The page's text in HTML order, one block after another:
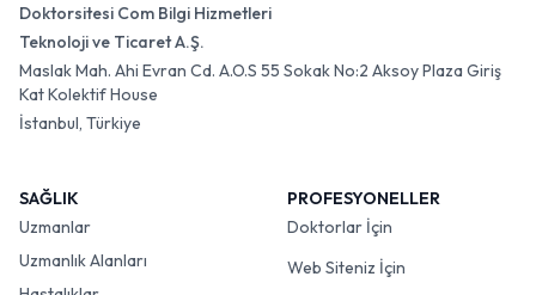
Doktorsitesi Com Bilgi Hizmetleri
Teknoloji ve Ticaret A.Ş.
Maslak Mah. Ahi Evran Cd. A.O.S 55 Sokak No:2 Aksoy Plaza Giriş
Kat Kolektif House
İstanbul, Türkiye
SAĞLIK
Uzmanlar
Uzmanlık Alanları
PROFESYONELLER
Doktorlar İçin
Web Siteniz İçin